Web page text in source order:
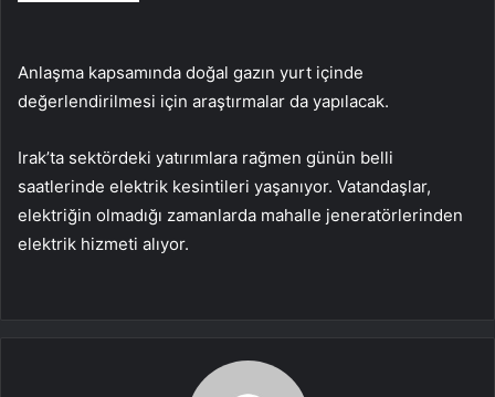
Anlaşma kapsamında doğal gazın yurt içinde
değerlendirilmesi için araştırmalar da yapılacak.
Irak’ta sektördeki yatırımlara rağmen günün belli
saatlerinde elektrik kesintileri yaşanıyor. Vatandaşlar,
elektriğin olmadığı zamanlarda mahalle jeneratörlerinden
elektrik hizmeti alıyor.